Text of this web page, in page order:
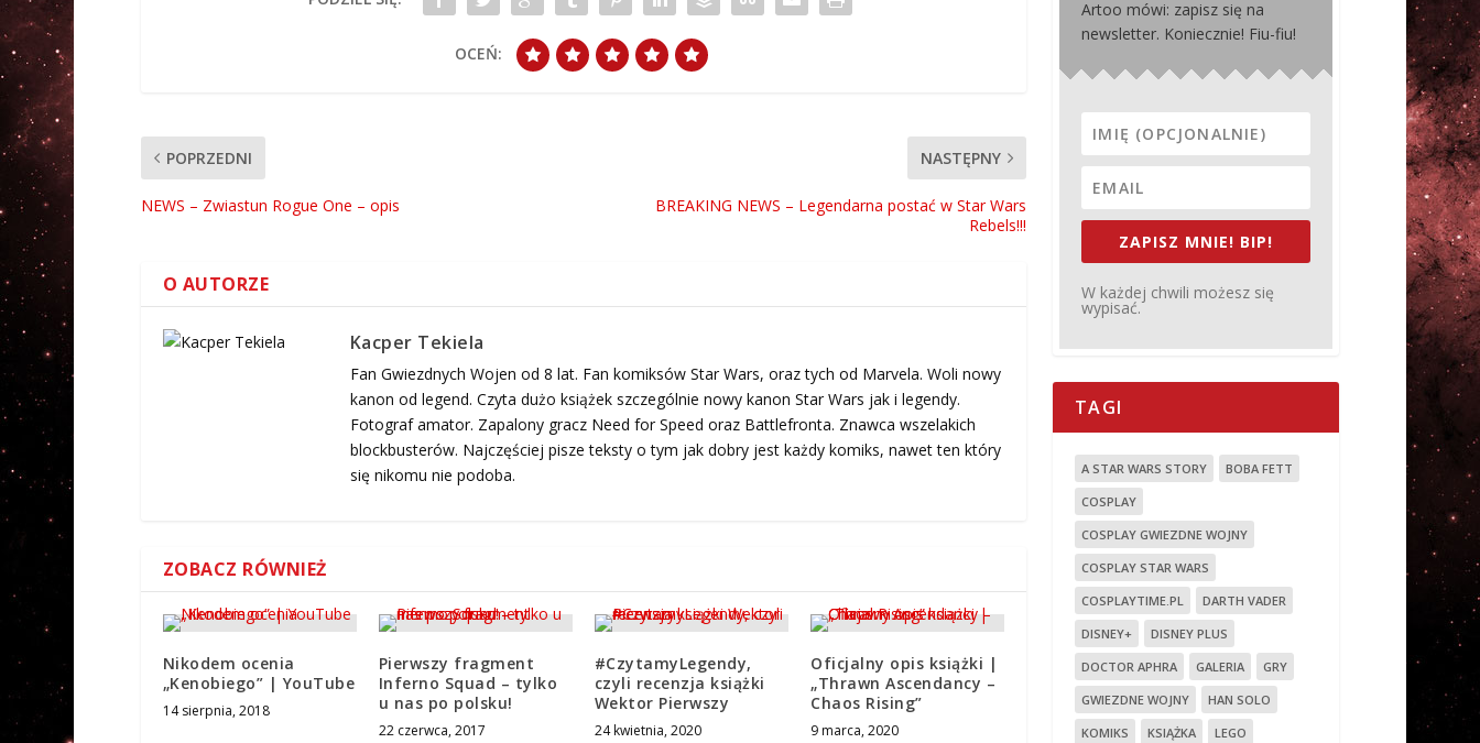
OCEŃ:
POPRZEDNI
NEWS – Zwiastun Rogue One – opis
NASTĘPNY
BREAKING NEWS – Legendarna postać w Star Wars
Rebels!!!
O AUTORZE
Kacper Tekiela
Fan Gwiezdnych Wojen od 8 lat. Fan komiksów Star Wars, oraz tych od Marvela. Woli nowy
kanon od legend. Czyta dużo książek szczególnie nowy kanon Star Wars jak i legendy.
Fotograf amator. Zapalony gracz Need for Speed oraz Battlefronta. Znawca wszelakich
blockbusterów. Najczęściej pisze teksty o tym jak dobry jest każdy komiks, nawet ten który
się nikomu nie podoba.
ZOBACZ RÓWNIEŻ
Nikodem ocenia
„Kenobiego” | YouTube
14 sierpnia, 2018
Pierwszy fragment
Inferno Squad – tylko
u nas po polsku!
22 czerwca, 2017
#CzytamyLegendy,
czyli recenzja książki
Wektor Pierwszy
24 kwietnia, 2020
Oficjalny opis książki |
„Thrawn Ascendancy –
Chaos Rising”
9 marca, 2020
Artoo mówi: zapisz się na
newsletter. Koniecznie! Fiu-fiu!
ZAPISZ MNIE! BIP!
W każdej chwili możesz się
wypisać.
TAGI
A STAR WARS STORY
BOBA FETT
COSPLAY
COSPLAY GWIEZDNE WOJNY
COSPLAY STAR WARS
COSPLAYTIME.PL
DARTH VADER
DISNEY+
DISNEY PLUS
DOCTOR APHRA
GALERIA
GRY
GWIEZDNE WOJNY
HAN SOLO
KOMIKS
KSIĄŻKA
LEGO